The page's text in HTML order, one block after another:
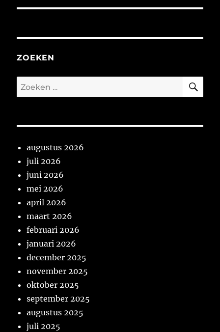
ZOEKEN
Zoeken
naar:
augustus 2026
juli 2026
juni 2026
mei 2026
april 2026
maart 2026
februari 2026
januari 2026
december 2025
november 2025
oktober 2025
september 2025
augustus 2025
juli 2025